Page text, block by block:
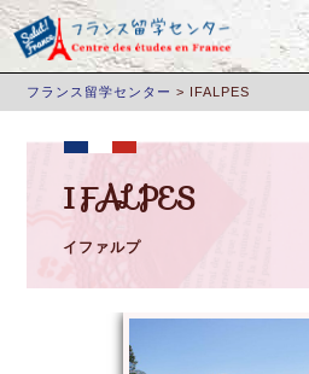
フランス留学センター > IFALPES
IFALPES
イファルプ